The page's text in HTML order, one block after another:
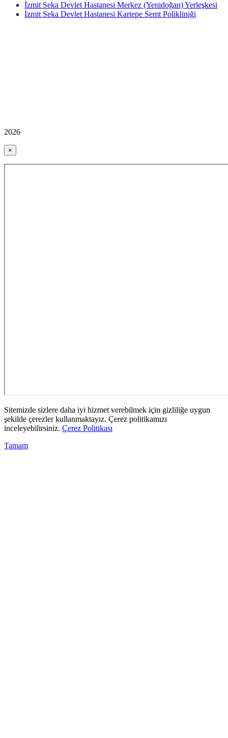
İzmit Seka Devlet Hastanesi Merkez (Yenidoğan) Yerleşkesi
İzmit Seka Devlet Hastanesi Kartepe Semt Polikliniği
2026
×
Sitemizde sizlere daha iyi hizmet verebilmek için gizliliğe uygun
şekilde çerezler kullanmaktayız. Çerez politikamızı
inceleyebilirsiniz. Çerez Politikası
Tamam